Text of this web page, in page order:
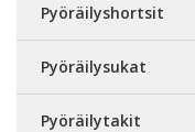
Pyöräilyshortsit
Pyöräilysukat
Pyöräilytakit